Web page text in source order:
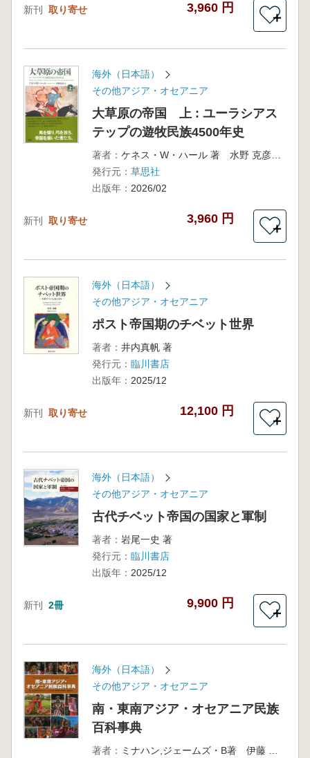
新刊 取り寄せ 3,960 円
＋
海外（日本語）
その他アジア・オセアニア
大草原の帝国 上 : ユーラシアス
テップの遊牧民族4500年史
著者：
ケネス・W・ハール 著 水野 克彦翻訳
発行元： 草思社
出版年： 2026/02
新刊 取り寄せ 3,960 円
＋
海外（日本語）
その他アジア・オセアニア
ポスト帝国期のチベット世界
著者： 井内真帆 著
発行元： 臨川書店
出版年： 2025/12
新刊 取り寄せ 12,100 円
＋
海外（日本語）
その他アジア・オセアニア
古代チベット帝国の国家と軍制
著者： 岩尾一史 著
発行元： 臨川書店
出版年： 2025/12
新刊 2冊 9,900 円
＋
海外（日本語）
その他アジア・オセアニア
南・東南アジア・オセアニア民族
百科事典
著者：